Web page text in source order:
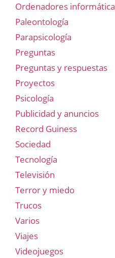
Ordenadores informática
Paleontología
Parapsicología
Preguntas
Preguntas y respuestas
Proyectos
Psicología
Publicidad y anuncios
Record Guiness
Sociedad
Tecnología
Televisión
Terror y miedo
Trucos
Varios
Viajes
Videojuegos